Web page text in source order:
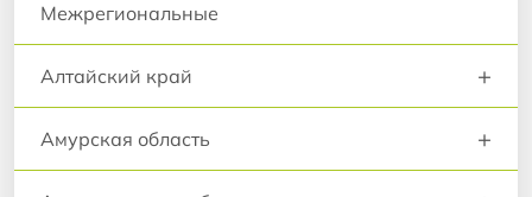
Межрегиональные
Алтайский край +
Амурская область +